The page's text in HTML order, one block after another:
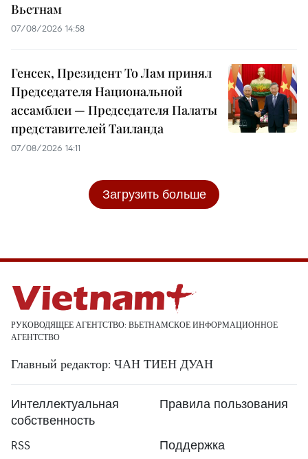
Вьетнам
07/08/2026 14:58
Генсек, Президент То Лам принял
Председателя Национальной
ассамблеи — Председателя Палаты
представителей Таиланда
07/08/2026 14:11
Загрузить больше
РУКОВОДЯЩЕЕ АГЕНТСТВО: ВЬЕТНАМСКОЕ ИНФОРМАЦИОННОЕ
АГЕНТСТВО
Главный редактор: ЧАН ТИЕН ДУАН
Интеллектуальная
собственность
Правила пользования
RSS
Поддержка